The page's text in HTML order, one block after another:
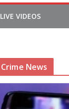
LIVE VIDEOS
Crime News